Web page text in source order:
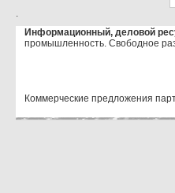
.
Информационный, деловой
промышленность. Свободное
Коммерческие предложения